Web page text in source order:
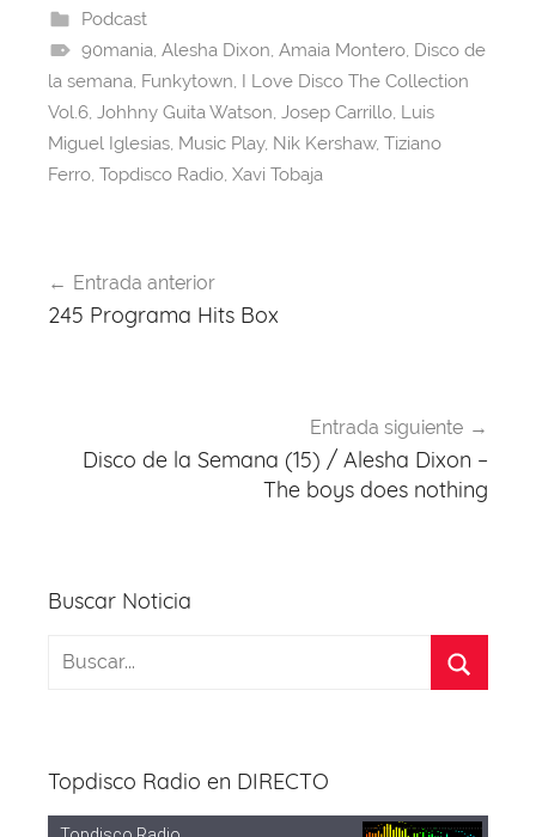
e
b
o
o
k
a
d
s
A
p
p
st a
m
Podcast
90mania, Alesha Dixon, Amaia Montero, Disco de
la semana, Funkytown,
I Love Disco The Collection
Vol.6, Johhny Guita Watson, Josep Carrillo, Luis
Miguel Iglesias, Music Play, Nik Kershaw, Tiziano
Ferro, Topdisco Radio, Xavi Tobaja
de
Entrada anterior
245 Programa Hits Box
Entrada siguiente
Disco de la Semana (15) / Alesha Dixon –
The boys does nothing
Buscar Noticia
Topdisco Radio en DIRECTO